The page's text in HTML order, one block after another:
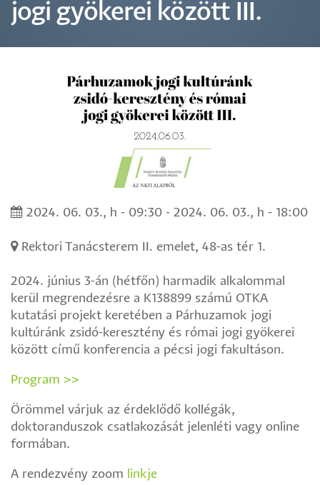
jogi gyökerei között III.
2024. 06. 03., h - 09:30 - 2024. 06. 03., h - 18:00
Rektori Tanácsterem II. emelet, 48-as tér 1.
2024. június 3-án (hétfőn) harmadik alkalommal
kerül megrendezésre a K138899 számú OTKA
kutatási projekt keretében a Párhuzamok jogi
kultúránk zsidó-keresztény és római jogi gyökerei
között című konferencia a pécsi jogi fakultáson.
Program >>
Örömmel várjuk az érdeklődő kollégák,
doktoranduszok csatlakozását jelenléti vagy online
formában.
A rendezvény zoom linkje